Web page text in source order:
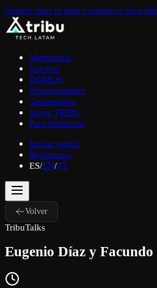
Grupos peer to peer exclusivos para
Membresía
Eventos
DOMOS
Oportunidades
Testimonios
Sobre TRIBU
Para Empresas
Iniciar sesión
Registrarse
ES/EN/PT
Volver
TribuTalks
Eugenio Díaz y